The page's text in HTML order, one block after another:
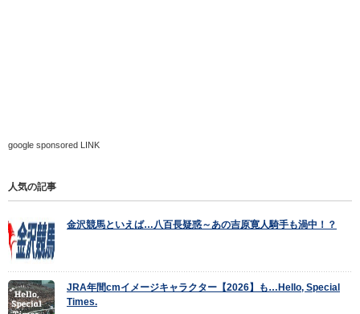
google sponsored LINK
人気の記事
金沢競馬といえば…八百長疑惑～あの吉原寛人騎手も渦中！？
JRA年間cmイメージキャラクター【2026】も…Hello, Special
Times.